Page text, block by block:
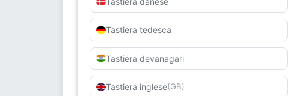
Tastiera tedesca
Tastiera devanagari
Tastiera inglese(GB)